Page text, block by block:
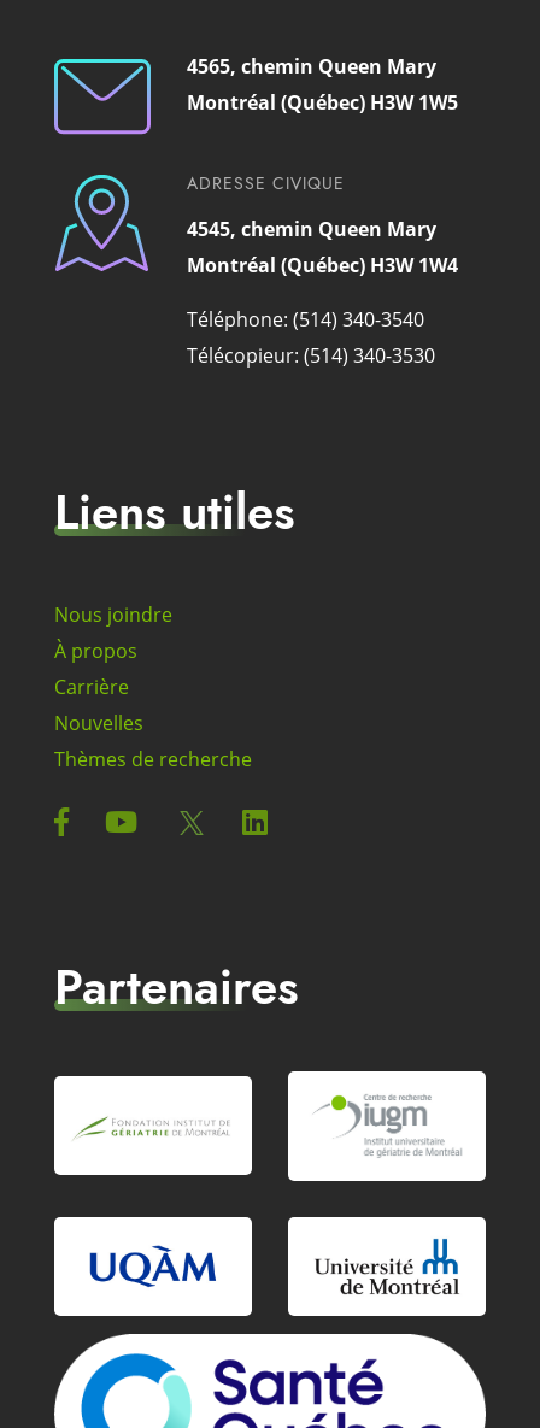
4565, chemin Queen Mary
Montréal (Québec) H3W 1W5
ADRESSE CIVIQUE
4545, chemin Queen Mary
Montréal (Québec) H3W 1W4
Téléphone: (514) 340-3540
Télécopieur: (514) 340-3530
Liens utiles
Nous joindre
À propos
Carrière
Nouvelles
Thèmes de recherche
Partenaires